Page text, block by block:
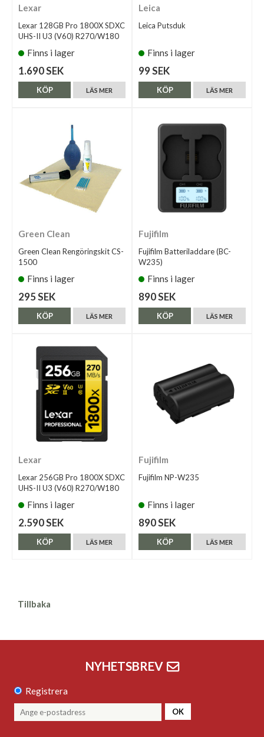
Lexar
Lexar 128GB Pro 1800X SDXC
UHS-II U3 (V60) R270/W180
Finns i lager
1.690 SEK
LÄS MER
KÖP
Leica
Leica Putsduk
Finns i lager
99 SEK
LÄS MER
KÖP
Green Clean
Green Clean Rengöringskit CS-
1500
Finns i lager
295 SEK
LÄS MER
KÖP
Fujifilm
Fujifilm Batteriladdare (BC-
W235)
Finns i lager
890 SEK
LÄS MER
KÖP
Lexar
Lexar 256GB Pro 1800X SDXC
UHS-II U3 (V60) R270/W180
Finns i lager
2.590 SEK
LÄS MER
KÖP
Fujifilm
Fujifilm NP-W235
Finns i lager
890 SEK
LÄS MER
KÖP
Tillbaka
NYHETSBREV
Registrera
OK